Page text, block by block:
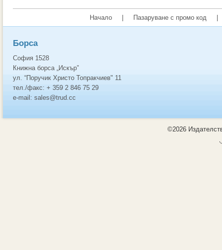
Начало Пазаруване с промо код
Борса
София 1528
Книжна борса „Искър”
ул. “Поручик Христо Топракчиев" 11
тел./факс: + 359 2 846 75 29
e-mail: sales@trud.cc
©2026